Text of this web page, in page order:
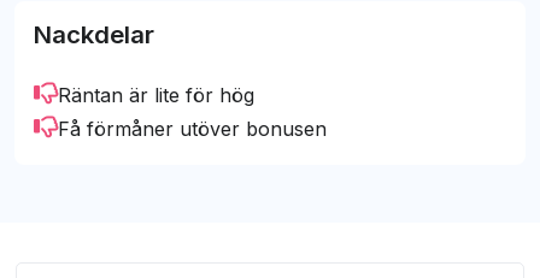
Nackdelar
Räntan är lite för hög
Få förmåner utöver bonusen